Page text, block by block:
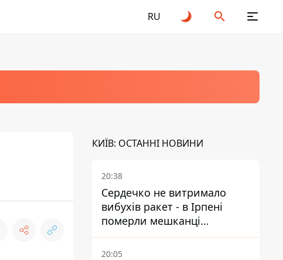
RU
КИЇВ: ОСТАННІ НОВИНИ
20:38
Сердечко не витримало
вибухів ракет - в Ірпені
померли мешканці
притулку для собак з
інвалідністю
20:05